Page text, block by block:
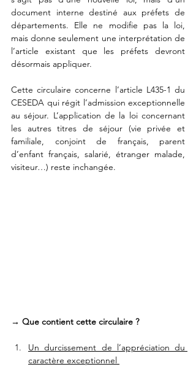
document interne destiné aux préfets de
départements. Elle ne modifie pas la loi,
mais donne seulement une interprétation de
l’article existant que les préfets devront
désormais appliquer.
Cette circulaire concerne l’article L435-1 du
CESEDA qui régit l’admission exceptionnelle
au séjour. L’application de la loi concernant
les autres titres de séjour (vie privée et
familiale, conjoint de français, parent
d’enfant français, salarié, étranger malade,
visiteur…) reste inchangée.
→ Que contient cette circulaire ?
Un durcissement de l’appréciation du
caractère exceptionnel